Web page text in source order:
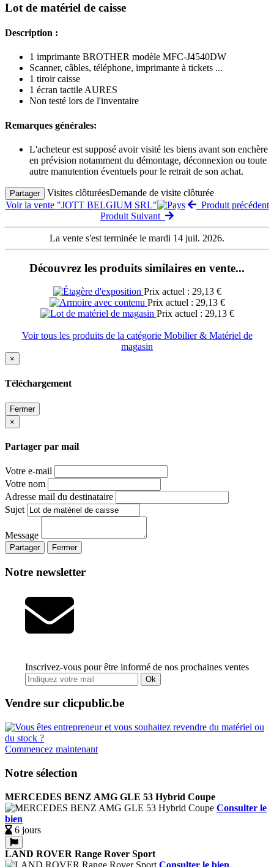
Lot de matériel de caisse
Description :
1 imprimante BROTHER modèle MFC-J4540DW
Scanner, câbles, téléphone, imprimante à tickets ...
1 tiroir caisse
1 écran tactile AURES
Non testé lors de l'inventaire
Remarques générales:
L'acheteur est supposé avoir visité les biens avant son enchère
en prévision notamment du démontage, déconnexion ou toute
autre manutention éventuels pour le retrait de son achat.
Partager Visites clôturéesDemande de visite clôturée
Voir la vente "JOTT BELGIUM SRL"
Produit précédent
Produit Suivant
La vente s'est terminée le mardi 14 juil. 2026.
Découvrez les produits similaires en vente...
Prix actuel : 29,13 €
Prix actuel : 29,13 €
Prix actuel : 29,13 €
Voir tous les produits de la catégorie Mobilier & Matériel de
magasin
×
Téléchargement
Fermer
×
Partager par mail
Votre e-mail
Votre nom
Adresse mail du destinataire
Sujet
Message
Partager Fermer
Notre newsletter
Inscrivez-vous pour être informé de nos prochaines ventes
Ok
Vendre sur clicpublic.be
Commencez maintenant
Notre sélection
MERCEDES BENZ AMG GLE 53 Hybrid Coupe
Consulter le
bien
6 jours
LAND ROVER Range Rover Sport
Consulter le bien